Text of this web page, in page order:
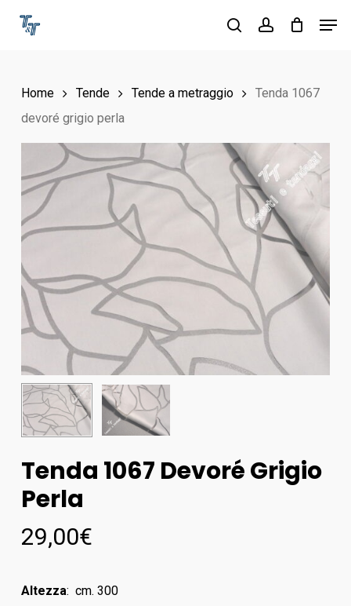
searchaccount
Home Tende Tende a metraggio
Tenda 1067
devoré grigio perla
Tenda 1067 Devoré Grigio
Perla
29,00€
Altezza: cm. 300